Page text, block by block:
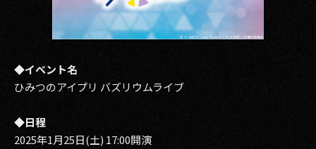
◆イベント名
ひみつのアイプリ バズリウムライブ
◆日程
2025年1月25日(土) 17:00開演